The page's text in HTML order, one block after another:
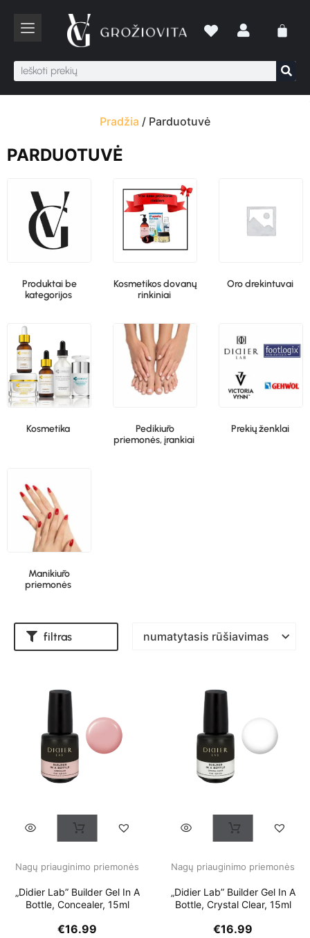
Pradžia / Parduotuvė
PARDUOTUVĖ
Produktai be
kategorijos
Kosmetikos dovanų
rinkiniai
Oro drekintuvai
Kosmetika
Pedikiūro
priemonės, įrankiai
Prekių ženklai
Manikiūro
priemonės
filtras
Nagų priauginimo priemonės
„Didier Lab” Builder Gel In A
Bottle, Concealer, 15ml
€16.99
Nagų priauginimo priemonės
„Didier Lab” Builder Gel In A
Bottle, Crystal Clear, 15ml
€16.99